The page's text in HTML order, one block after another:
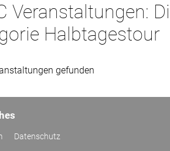
Veranstaltungen:
Halbtagestour
gefunden
Datenschutz